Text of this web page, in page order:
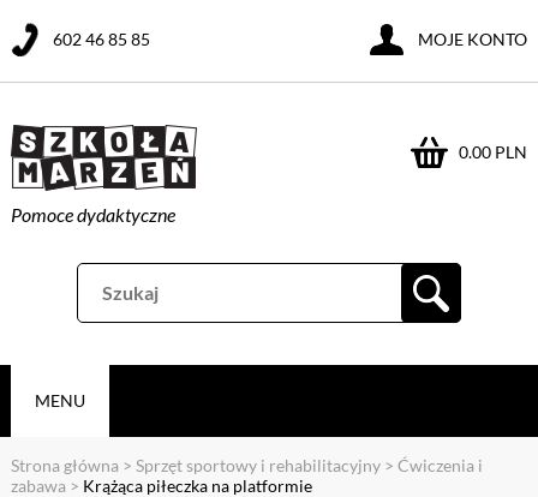
Pomoce dydaktyczne
0.00 PLN
602 46 85 85 MOJE KONTO
MENU
Strona główna > Sprzęt sportowy i rehabilitacyjny> Ćwiczenia i
zabawa > Krążąca piłeczka na platformie